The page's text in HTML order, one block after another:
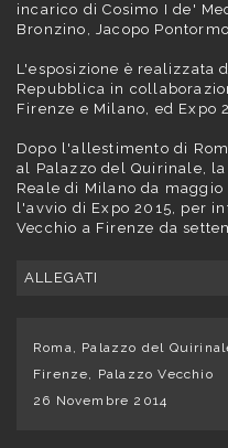
incarico di Cosimo I de'
Bronzino, Jacopo
L'esposizione è realizzata
Repubblica in
Firenze e Milano, ed Expo
Dopo l'allestimento di
al Palazzo del Quirinale,
Reale di Milano da
l'avvio di Expo 2015, per
Vecchio a Firenze da
ALLEGATI
Roma, Palazzo del
Firenze, Palazzo Vecchio
26 Novembre 2014